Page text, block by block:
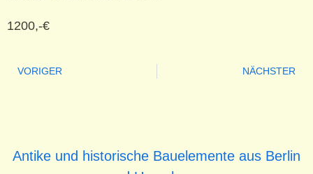
1200,-€
VORIGER NÄCHSTER
Antike und historische Bauelemente aus Berlin